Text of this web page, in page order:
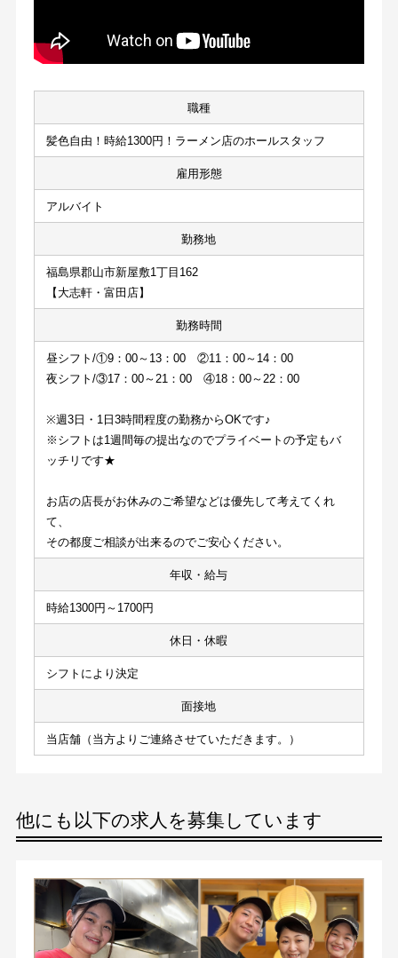
職種
髪色自由！時給1300円！ラーメン店のホールスタッフ
雇用形態
アルバイト
勤務地
福島県郡山市新屋敷1丁目162
【大志軒・富田店】
勤務時間
昼シフト/①9：00～13：00　②11：00～14：00
夜シフト/③17：00～21：00　④18：00～22：00
※週3日・1日3時間程度の勤務からOKです♪
※シフトは1週間毎の提出なのでプライベートの予定もバ
ッチリです★
お店の店長がお休みのご希望などは優先して考えてくれ
て、
その都度ご相談が出来るのでご安心ください。
年収・給与
時給1300円～1700円
休日・休暇
シフトにより決定
面接地
当店舗（当方よりご連絡させていただきます。）
他にも以下の求人を募集しています